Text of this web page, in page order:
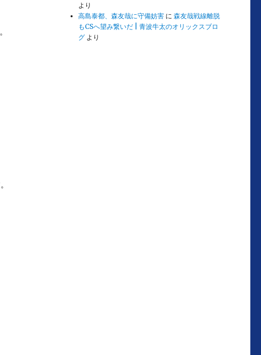
より
高島泰都、森友哉に守備妨害 に森友哉戦線離脱
もCSへ望み繋いだ | 青波牛太のオリックスブロ
グ より